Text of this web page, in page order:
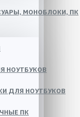
МОНОБЛОКИ, ПК
НОУТБУКОВ
ДЛЯ НОУТБУКОВ
ПК